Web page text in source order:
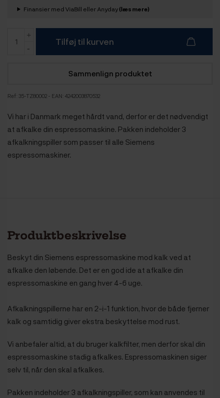
Finansier med ViaBill eller Anyday(læs mere)
Tilføj til kurven
Sammenlign produktet
Ref: 35-TZ80002 - EAN: 4242003870532
Vi har i Danmark meget hårdt vand, derfor er det nødvendigt
at afkalke din espressomaskine. Pakken indeholder 3
afkalkningspiller som passer til alle Siemens
espressomaskiner.
Produktbeskrivelse
Beskyt din Siemens espressomaskine mod kalk ved at
afkalke den løbende. Det er en god ide at afkalke din
espressomaskine en gang hver 4-6 uge.
Afkalkningspillerne har en 2-i-1 funktion, hvor de både fjerner
kalk og samtidig giver ekstra beskyttelse mod rust.
Vi anbefaler altid, at du bruger kalkfilter, men derfor skal din
espressomaskine stadig afkalkes. Espressomaskinen siger
selv til, når den skal afkalkes.
Pakken indeholder 3 afkalkningspiller, som kan anvendes til